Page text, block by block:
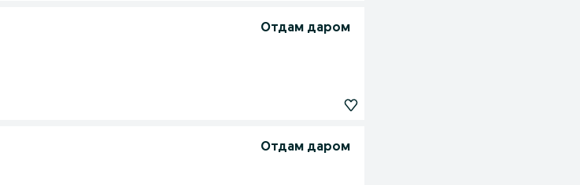
Отдам даром
Отдам даром